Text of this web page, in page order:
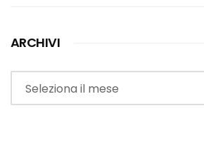
ARCHIVI
Archivi